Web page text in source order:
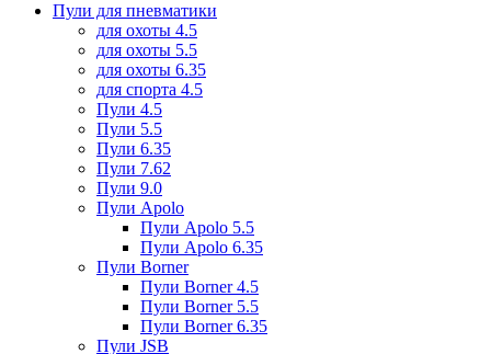
Пули для пневматики
для охоты 4.5
для охоты 5.5
для охоты 6.35
для спорта 4.5
Пули 4.5
Пули 5.5
Пули 6.35
Пули 7.62
Пули 9.0
Пули Apolo
Пули Apolo 5.5
Пули Apolo 6.35
Пули Borner
Пули Borner 4.5
Пули Borner 5.5
Пули Borner 6.35
Пули JSB